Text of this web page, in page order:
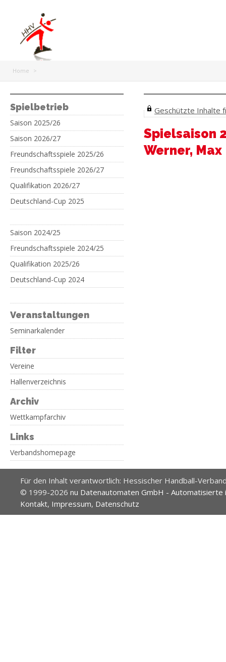
Home >
Spielbetrieb
Saison 2025/26
Saison 2026/27
Freundschaftsspiele 2025/26
Freundschaftsspiele 2026/27
Qualifikation 2026/27
Deutschland-Cup 2025
Saison 2024/25
Freundschaftsspiele 2024/25
Qualifikation 2025/26
Deutschland-Cup 2024
Veranstaltungen
Seminarkalender
Filter
Vereine
Hallenverzeichnis
Archiv
Wettkampfarchiv
Links
Verbandshomepage
Geschützte Inhalte
Spielsaison
Werner, Max
Für den Inhalt verantwortlich: Hessischer Handball-
© 1999-2026 nu Datenautomaten GmbH -
Kontakt, Impressum, Datenschutz